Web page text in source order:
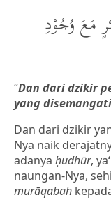
مَعَ وُجُوْدِ
“Dan dari dzikir
yang
Dan dari dzikir
Nya naik
adanya ḥudhūr,
naungan-Nya,
murāqabah